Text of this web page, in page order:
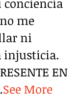
me
ni
injusticia.
EN
See More